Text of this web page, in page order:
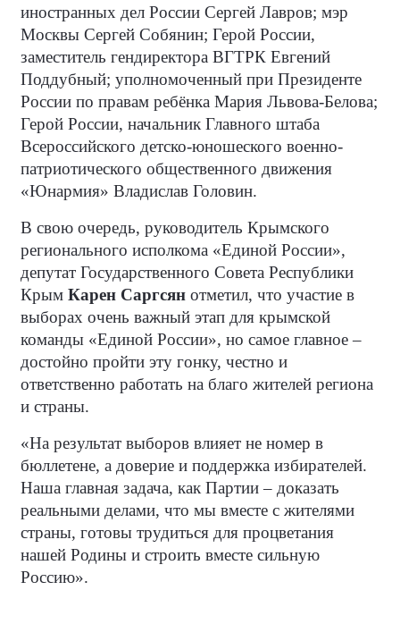
иностранных дел России Сергей Лавров; мэр
Москвы Сергей Собянин; Герой России,
заместитель гендиректора ВГТРК Евгений
Поддубный; уполномоченный при Президенте
России по правам ребёнка Мария Львова-Белова;
Герой России, начальник Главного штаба
Всероссийского детско-юношеского военно-
патриотического общественного движения
«Юнармия» Владислав Головин.
В свою очередь, руководитель Крымского
регионального исполкома «Единой России»,
депутат Государственного Совета Республики
Крым Карен Саргсян отметил, что участие в
выборах очень важный этап для крымской
команды «Единой России», но самое главное –
достойно пройти эту гонку, честно и
ответственно работать на благо жителей региона
и страны.
«На результат выборов влияет не номер в
бюллетене, а доверие и поддержка избирателей.
Наша главная задача, как Партии – доказать
реальными делами, что мы вместе с жителями
страны, готовы трудиться для процветания
нашей Родины и строить вместе сильную
Россию».